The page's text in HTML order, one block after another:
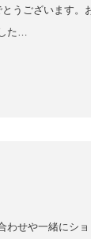
うございます。
た…
わせや一緒にショ